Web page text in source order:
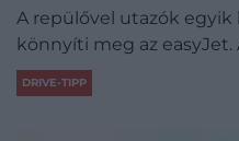
A repülővel utazók
könnyíti meg az easyJet.
DRIVE-TIPP